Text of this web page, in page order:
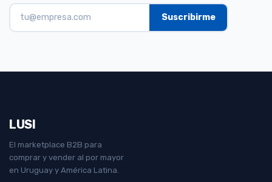
LUSI
El marketplace B2B para
comprar y vender al por mayor
en Uruguay y América Latina.